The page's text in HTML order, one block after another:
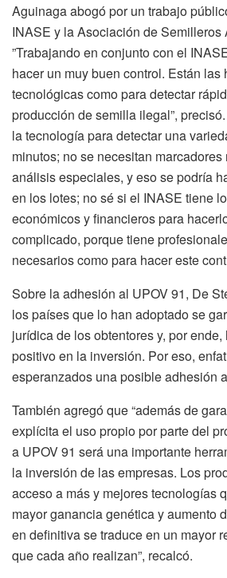
Aguinaga abogó por un trabajo
INASE y la Asociación de Semilleros
”Trabajando en conjunto con el
hacer un muy buen control. Están las
tecnológicas como para detectar
producción de semilla ilegal”,
la tecnología para detectar una
minutos; no se necesitan
análisis especiales, y eso se podría
en los lotes; no sé si el INASE tiene
económicos y financieros para
complicado, porque tiene
necesarios como para hacer este
Sobre la adhesión al UPOV 91, De
los países que lo han adoptado se
jurídica de los obtentores y, por
positivo en la inversión. Por eso,
esperanzados una posible adhesión
También agregó que “además de
explícita el uso propio por parte del
a UPOV 91 será una importante
la inversión de las empresas. Los
acceso a más y mejores tecnologías
mayor ganancia genética y aumento
en definitiva se traduce en un mayor
que cada año realizan”, recalcó.